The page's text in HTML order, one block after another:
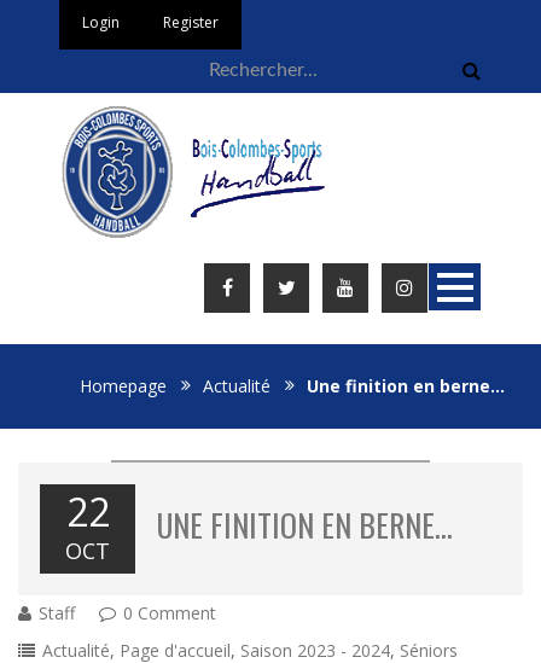
Login Register
Homepage Actualité Une finition en berne…
22
OCT
UNE FINITION EN BERNE…
Staff
0 Comment
Actualité, Page d'accueil, Saison 2023 - 2024, Séniors